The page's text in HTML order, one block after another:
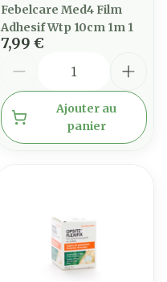
Febelcare Med4 Film
Adhesif Wtp 10cm 1m 1
7,99 €
Ajouter au
panier